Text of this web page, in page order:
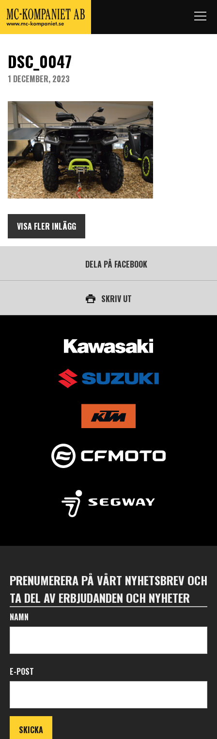
DSC_0047
1 DECEMBER, 2023
VISA FLER INLÄGG
DELA PÅ FACEBOOK
SKRIV UT
AUKTORISERAD ÅTERFÖRSÄLJARE AV
PRENUMERERA PÅ VÅRT NYHETSBREV OCH
TA DEL AV ERBJUDANDEN OCH NYHETER
NAMN
E-POST